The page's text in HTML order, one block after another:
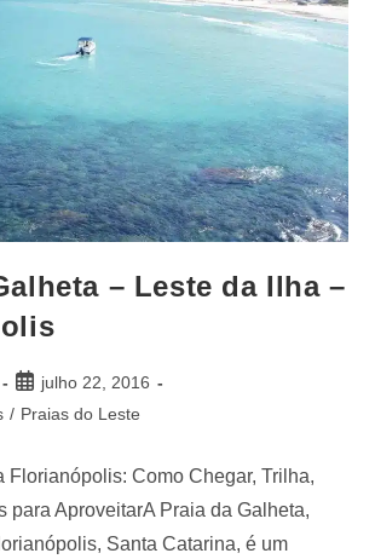
– Leste da Ilha –
julho 22, 2016
/ Praias do Leste
Florianópolis: Como Chegar, Trilha,
para AproveitarA Praia da Galheta,
Santa Catarina, é um